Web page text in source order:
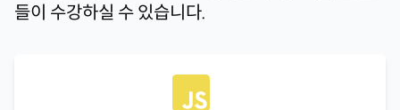
들이 수강하실 수 있습니다.